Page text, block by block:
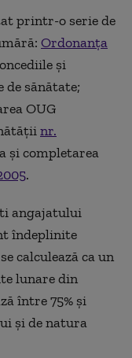
printr-o serie de
Ordonanța
și
sănătate;
OUG
nr.
și completarea
.
angajatului
îndeplinite
calculează ca un
lunare din
între 75% și
și de natura